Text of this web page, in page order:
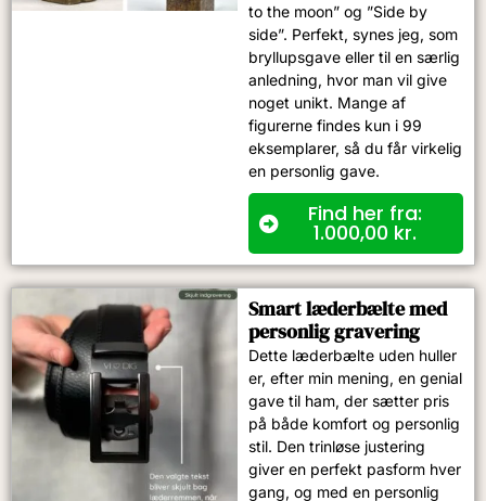
to the moon” og ”Side by
side”. Perfekt, synes jeg, som
bryllupsgave eller til en særlig
anledning, hvor man vil give
noget unikt. Mange af
figurerne findes kun i 99
eksemplarer, så du får virkelig
en personlig gave.
Find her fra:
1.000,00 kr.
Smart læderbælte med
personlig gravering
Dette læderbælte uden huller
er, efter min mening, en genial
gave til ham, der sætter pris
på både komfort og personlig
stil. Den trinløse justering
giver en perfekt pasform hver
gang, og med en personlig